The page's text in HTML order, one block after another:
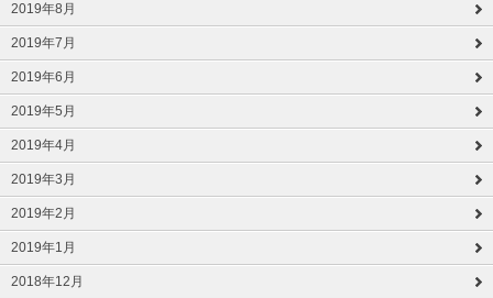
2019年8月
2019年7月
2019年6月
2019年5月
2019年4月
2019年3月
2019年2月
2019年1月
2018年12月